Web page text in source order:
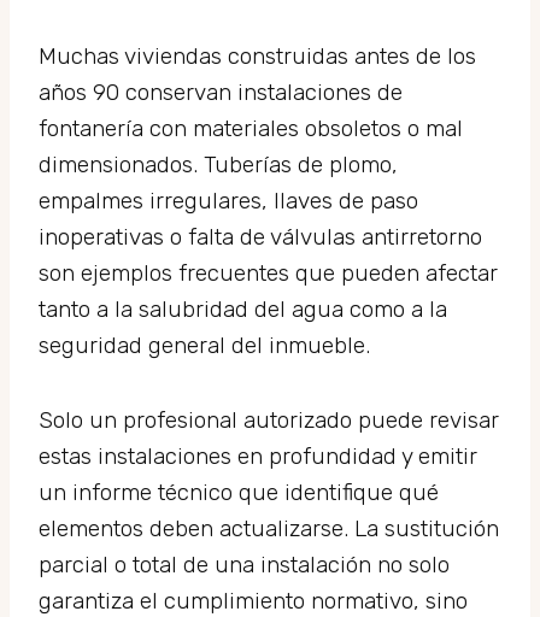
Muchas viviendas construidas antes de los
años 90 conservan instalaciones de
fontanería con materiales obsoletos o mal
dimensionados. Tuberías de plomo,
empalmes irregulares, llaves de paso
inoperativas o falta de válvulas antirretorno
son ejemplos frecuentes que pueden afectar
tanto a la salubridad del agua como a la
seguridad general del inmueble.
Solo un profesional autorizado puede revisar
estas instalaciones en profundidad y emitir
un informe técnico que identifique qué
elementos deben actualizarse. La sustitución
parcial o total de una instalación no solo
garantiza el cumplimiento normativo, sino